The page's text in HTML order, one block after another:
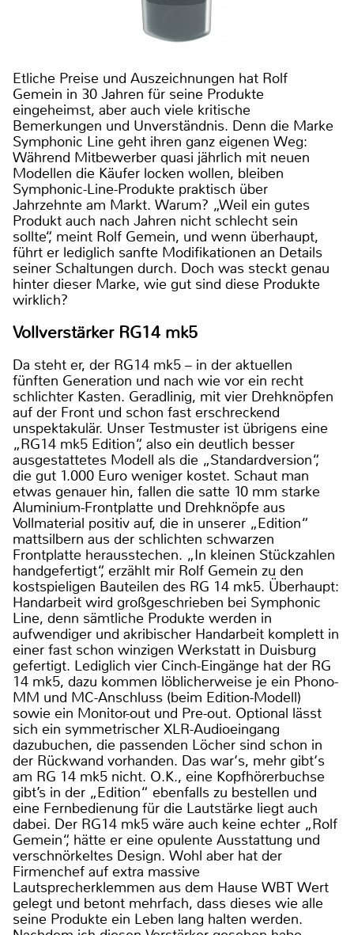
Etliche Preise und Auszeichnungen hat Rolf
Gemein in 30 Jahren für seine Produkte
eingeheimst, aber auch viele kritische
Bemerkungen und Unverständnis. Denn die Marke
Symphonic Line geht ihren ganz eigenen Weg:
Während Mitbewerber quasi jährlich mit neuen
Modellen die Käufer locken wollen, bleiben
Symphonic-Line-Produkte praktisch über
Jahrzehnte am Markt. Warum? „Weil ein gutes
Produkt auch nach Jahren nicht schlecht sein
sollte“, meint Rolf Gemein, und wenn überhaupt,
führt er lediglich sanfte Modifikationen an Details
seiner Schaltungen durch. Doch was steckt genau
hinter dieser Marke, wie gut sind diese Produkte
wirklich?
Vollverstärker RG14 mk5
Da steht er, der RG14 mk5 – in der aktuellen
fünften Generation und nach wie vor ein recht
schlichter Kasten. Geradlinig, mit vier Drehknöpfen
auf der Front und schon fast erschreckend
unspektakulär. Unser Testmuster ist übrigens eine
„RG14 mk5 Edition“, also ein deutlich besser
ausgestattetes Modell als die „Standardversion“,
die gut 1.000 Euro weniger kostet. Schaut man
etwas genauer hin, fallen die satte 10 mm starke
Aluminium-Frontplatte und Drehknöpfe aus
Vollmaterial positiv auf, die in unserer „Edition“
mattsilbern aus der schlichten schwarzen
Frontplatte herausstechen. „In kleinen Stückzahlen
handgefertigt“, erzählt mir Rolf Gemein zu den
kostspieligen Bauteilen des RG 14 mk5. Überhaupt:
Handarbeit wird großgeschrieben bei Symphonic
Line, denn sämtliche Produkte werden in
aufwendiger und akribischer Handarbeit komplett in
einer fast schon winzigen Werkstatt in Duisburg
gefertigt. Lediglich vier Cinch-Eingänge hat der RG
14 mk5, dazu kommen löblicherweise je ein Phono-
MM und MC-Anschluss (beim Edition-Modell)
sowie ein Monitor-out und Pre-out. Optional lässt
sich ein symmetrischer XLR-Audioeingang
dazubuchen, die passenden Löcher sind schon in
der Rückwand vorhanden. Das war‘s, mehr gibt‘s
am RG 14 mk5 nicht. O.K., eine Kopfhörerbuchse
gibt’s in der „Edition“ ebenfalls zu bestellen und
eine Fernbedienung für die Lautstärke liegt auch
dabei. Der RG14 mk5 wäre auch keine echter „Rolf
Gemein“, hätte er eine opulente Ausstattung und
verschnörkeltes Design. Wohl aber hat der
Firmenchef auf extra massive
Lautsprecherklemmen aus dem Hause WBT Wert
gelegt und betont mehrfach, dass dieses wie alle
seine Produkte ein Leben lang halten werden.